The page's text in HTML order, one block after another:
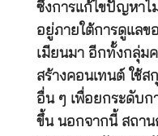
ซึ่งการแก้ไขปัญหาไ
อยู่ภายใต้การดูแลข
เมียนมา อีกทั้งกลุ่มค
สร้างคอนเทนต์ ใช้ส
อื่น ๆ เพื่อยกระดับก
ขึ้น นอกจากนี้ สถา